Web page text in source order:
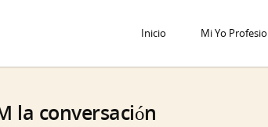
Inicio Mi Yo
la conversación